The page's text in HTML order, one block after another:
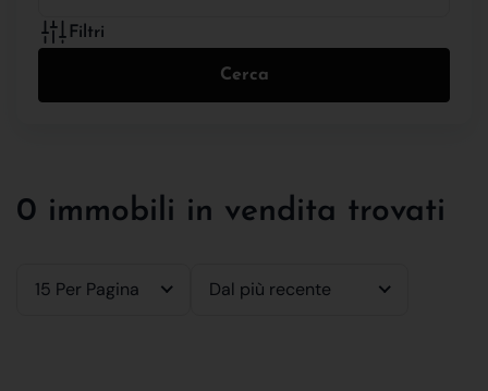
Filtri
Cerca
0 immobili in vendita trovati
15 Per Pagina Dal più recente